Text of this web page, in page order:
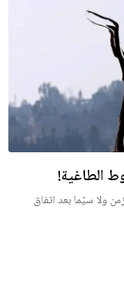
الطاغية!
ولا سيّما بعد اتفاق